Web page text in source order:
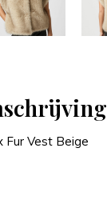
Fur Vest Beige